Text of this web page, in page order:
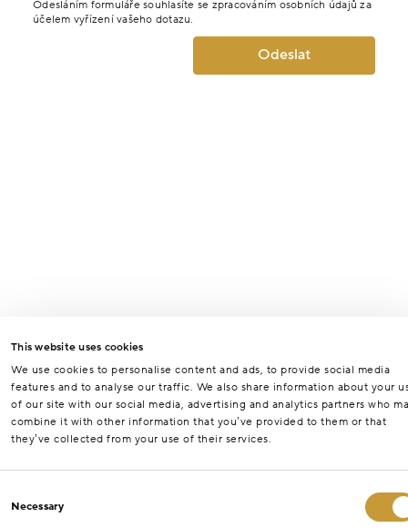
This website uses cookies
We use cookies to personalise content and ads, to provide social media
features and to analyse our traffic. We also share information about your
of our site with our social media, advertising and analytics partners who
combine it with other information that you’ve provided to them or that
they’ve collected from your use of their services.
Selection
Necessary
Odesláním formuláře souhlasíte se zpracováním osobních údajů za
účelem vyřízení vašeho dotazu.
Odeslat